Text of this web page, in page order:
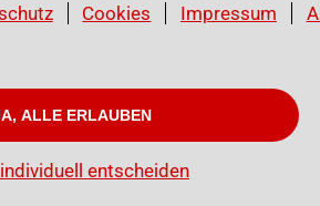
I Impressum
Cookies Impressum
ALLE ERLAUBEN
entscheiden